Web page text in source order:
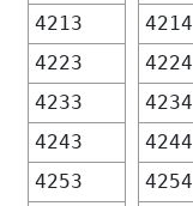
4213
4214
4223
4224
4233
4234
4243
4244
4253
4254